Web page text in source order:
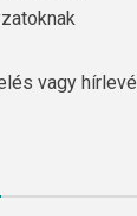
vagy hírlevél